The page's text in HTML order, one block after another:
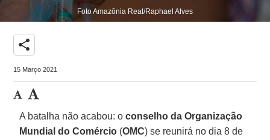
Foto Amazônia Real/Raphael Alves
share
15 Março 2021
A batalha não acabou: oconselho da Organização
Mundial do Comércio (OMC) se reunirá no dia 8 de